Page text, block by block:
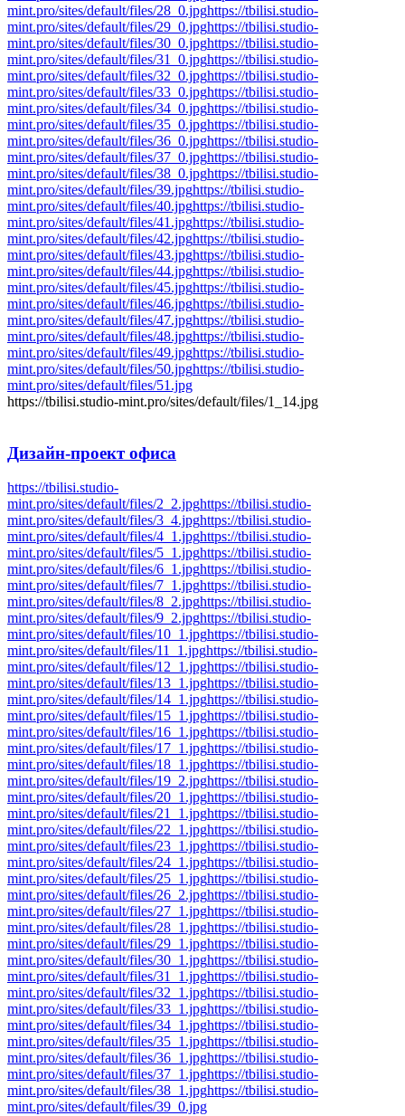
mint.pro/sites/default/files/28_0.jpghttps://tbilisi.studio-
mint.pro/sites/default/files/29_0.jpghttps://tbilisi.studio-
mint.pro/sites/default/files/30_0.jpghttps://tbilisi.studio-
mint.pro/sites/default/files/31_0.jpghttps://tbilisi.studio-
mint.pro/sites/default/files/32_0.jpghttps://tbilisi.studio-
mint.pro/sites/default/files/33_0.jpghttps://tbilisi.studio-
mint.pro/sites/default/files/34_0.jpghttps://tbilisi.studio-
mint.pro/sites/default/files/35_0.jpghttps://tbilisi.studio-
mint.pro/sites/default/files/36_0.jpghttps://tbilisi.studio-
mint.pro/sites/default/files/37_0.jpghttps://tbilisi.studio-
mint.pro/sites/default/files/38_0.jpghttps://tbilisi.studio-
mint.pro/sites/default/files/39.jpghttps://tbilisi.studio-
mint.pro/sites/default/files/40.jpghttps://tbilisi.studio-
mint.pro/sites/default/files/41.jpghttps://tbilisi.studio-
mint.pro/sites/default/files/42.jpghttps://tbilisi.studio-
mint.pro/sites/default/files/43.jpghttps://tbilisi.studio-
mint.pro/sites/default/files/44.jpghttps://tbilisi.studio-
mint.pro/sites/default/files/45.jpghttps://tbilisi.studio-
mint.pro/sites/default/files/46.jpghttps://tbilisi.studio-
mint.pro/sites/default/files/47.jpghttps://tbilisi.studio-
mint.pro/sites/default/files/48.jpghttps://tbilisi.studio-
mint.pro/sites/default/files/49.jpghttps://tbilisi.studio-
mint.pro/sites/default/files/50.jpghttps://tbilisi.studio-
mint.pro/sites/default/files/51.jpg
https://tbilisi.studio-mint.pro/sites/default/files/1_14.jpg
Дизайн-проектофиса
https://tbilisi.studio-
mint.pro/sites/default/files/2_2.jpghttps://tbilisi.studio-
mint.pro/sites/default/files/3_4.jpghttps://tbilisi.studio-
mint.pro/sites/default/files/4_1.jpghttps://tbilisi.studio-
mint.pro/sites/default/files/5_1.jpghttps://tbilisi.studio-
mint.pro/sites/default/files/6_1.jpghttps://tbilisi.studio-
mint.pro/sites/default/files/7_1.jpghttps://tbilisi.studio-
mint.pro/sites/default/files/8_2.jpghttps://tbilisi.studio-
mint.pro/sites/default/files/9_2.jpghttps://tbilisi.studio-
mint.pro/sites/default/files/10_1.jpghttps://tbilisi.studio-
mint.pro/sites/default/files/11_1.jpghttps://tbilisi.studio-
mint.pro/sites/default/files/12_1.jpghttps://tbilisi.studio-
mint.pro/sites/default/files/13_1.jpghttps://tbilisi.studio-
mint.pro/sites/default/files/14_1.jpghttps://tbilisi.studio-
mint.pro/sites/default/files/15_1.jpghttps://tbilisi.studio-
mint.pro/sites/default/files/16_1.jpghttps://tbilisi.studio-
mint.pro/sites/default/files/17_1.jpghttps://tbilisi.studio-
mint.pro/sites/default/files/18_1.jpghttps://tbilisi.studio-
mint.pro/sites/default/files/19_2.jpghttps://tbilisi.studio-
mint.pro/sites/default/files/20_1.jpghttps://tbilisi.studio-
mint.pro/sites/default/files/21_1.jpghttps://tbilisi.studio-
mint.pro/sites/default/files/22_1.jpghttps://tbilisi.studio-
mint.pro/sites/default/files/23_1.jpghttps://tbilisi.studio-
mint.pro/sites/default/files/24_1.jpghttps://tbilisi.studio-
mint.pro/sites/default/files/25_1.jpghttps://tbilisi.studio-
mint.pro/sites/default/files/26_2.jpghttps://tbilisi.studio-
mint.pro/sites/default/files/27_1.jpghttps://tbilisi.studio-
mint.pro/sites/default/files/28_1.jpghttps://tbilisi.studio-
mint.pro/sites/default/files/29_1.jpghttps://tbilisi.studio-
mint.pro/sites/default/files/30_1.jpghttps://tbilisi.studio-
mint.pro/sites/default/files/31_1.jpghttps://tbilisi.studio-
mint.pro/sites/default/files/32_1.jpghttps://tbilisi.studio-
mint.pro/sites/default/files/33_1.jpghttps://tbilisi.studio-
mint.pro/sites/default/files/34_1.jpghttps://tbilisi.studio-
mint.pro/sites/default/files/35_1.jpghttps://tbilisi.studio-
mint.pro/sites/default/files/36_1.jpghttps://tbilisi.studio-
mint.pro/sites/default/files/37_1.jpghttps://tbilisi.studio-
mint.pro/sites/default/files/38_1.jpghttps://tbilisi.studio-
mint.pro/sites/default/files/39_0.jpg